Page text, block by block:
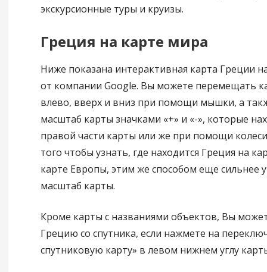
экскурсионные туры и круизы.
Греция на карте мира
Ниже показана интерактивная карта Греции
от компании Google. Вы можете перемещать
влево, вверх и вниз при помощи мышки, а
масштаб карты значками «+» и «-», которые
правой части карты или же при помощи
того чтобы узнать, где находится Греция на
карте Европы, этим же способом еще сильнее
масштаб карты.
Кроме карты с названиями объектов, Вы
Грецию со спутника, если нажмете на
спутниковую карту» в левом нижнем углу